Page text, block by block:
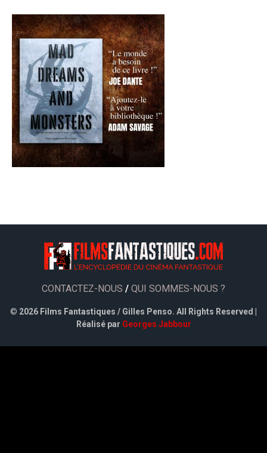
CONTACTEZ-NOUS / QUI SOMMES-NOUS ?
© 2026 Films Fantastiques / Gilles Penso. All Rights Reserved |
Réalisé par Georges Jabbour